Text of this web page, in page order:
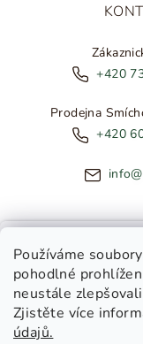
Používáme
pohodlné
neustále
Zjistěte více
údajů.
+420
Prodejna
+420
Copyright 2026
Toužíte dostávat